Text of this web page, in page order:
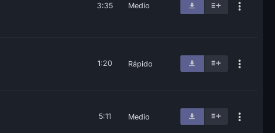
3:35 Medio
1:20 Rápido
5:11 Medio